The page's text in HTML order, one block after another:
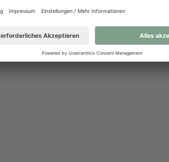
konnte und einfach mittendrin die dolce vita
Charaktere sehr sympathisch, jeder mit seinen
Macken. Mayas Charakter ist ziemlich aufbrausend
pulsierend, was ihre Unentschlossenheit in Bezug
ihre Zukunft unterstreicht, aber gleichzeitig umso